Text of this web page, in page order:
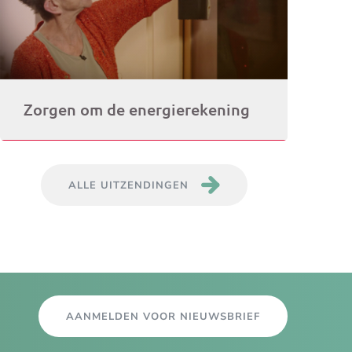
Zorgen om de energierekening
ALLE UITZENDINGEN
AANMELDEN VOOR NIEUWSBRIEF